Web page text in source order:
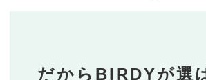
だからBIRDYが選